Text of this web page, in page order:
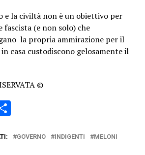
e la civiltà non è un obiettivo per
fascista (e non solo) che
la propria ammirazione per il
casa custodiscono gelosamente il
©
Condividi
GOVERNO INDIGENTI MELONI